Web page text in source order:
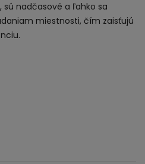
nadčasové a ľahko sa
miestnosti, čím zaisťujú